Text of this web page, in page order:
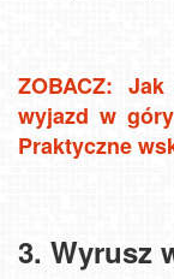
ZOBACZ:
wyjazd w
Praktyczne
3. Wyrusz